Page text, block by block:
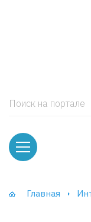
Поиск на портале
Главная
и тумбы